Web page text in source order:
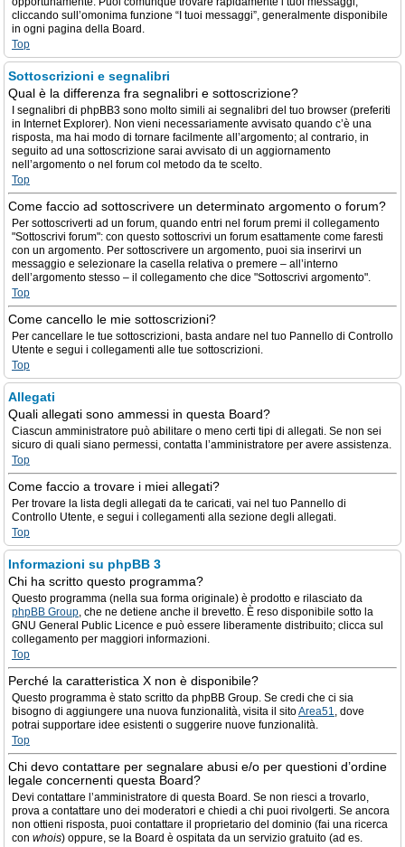
cliccando sull’omonima funzione “I tuoi messaggi”, generalmente disponibile
in ogni pagina della Board.
Top
Sottoscrizioni e segnalibri
Qual è la differenza fra segnalibri e sottoscrizione?
I segnalibri di phpBB3 sono molto simili ai segnalibri del tuo browser (preferiti
in Internet Explorer). Non vieni necessariamente avvisato quando c’è una
risposta, ma hai modo di tornare facilmente all’argomento; al contrario, in
seguito ad una sottoscrizione sarai avvisato di un aggiornamento
nell’argomento o nel forum col metodo da te scelto.
Top
Come faccio ad sottoscrivere un determinato argomento o forum?
Per sottoscriverti ad un forum, quando entri nel forum premi il collegamento
"Sottoscrivi forum": con questo sottoscrivi un forum esattamente come faresti
con un argomento. Per sottoscrivere un argomento, puoi sia inserirvi un
messaggio e selezionare la casella relativa o premere – all’interno
dell’argomento stesso – il collegamento che dice "Sottoscrivi argomento".
Top
Come cancello le mie sottoscrizioni?
Per cancellare le tue sottoscrizioni, basta andare nel tuo Pannello di Controllo
Utente e segui i collegamenti alle tue sottoscrizioni.
Top
Allegati
Quali allegati sono ammessi in questa Board?
Ciascun amministratore può abilitare o meno certi tipi di allegati. Se non sei
sicuro di quali siano permessi, contatta l’amministratore per avere assistenza.
Top
Come faccio a trovare i miei allegati?
Per trovare la lista degli allegati da te caricati, vai nel tuo Pannello di
Controllo Utente, e segui i collegamenti alla sezione degli allegati.
Top
Informazioni su phpBB 3
Chi ha scritto questo programma?
Questo programma (nella sua forma originale) è prodotto e rilasciato da
phpBB Group, che ne detiene anche il brevetto. È reso disponibile sotto la
GNU General Public Licence e può essere liberamente distribuito; clicca sul
collegamento per maggiori informazioni.
Top
Perché la caratteristica X non è disponibile?
Questo programma è stato scritto da phpBB Group. Se credi che ci sia
bisogno di aggiungere una nuova funzionalità, visita il sitoArea51, dove
potrai supportare idee esistenti o suggerire nuove funzionalità.
Top
Chi devo contattare per segnalare abusi e/o per questioni d’ordine
legale concernenti questa Board?
Devi contattare l’amministratore di questa Board. Se non riesci a trovarlo,
prova a contattare uno dei moderatori e chiedi a chi puoi rivolgerti. Se ancora
non ottieni risposta, puoi contattare il proprietario del dominio (fai una ricerca
con whois) oppure, se la Board è ospitata da un servizio gratuito (ad es.